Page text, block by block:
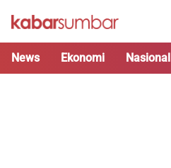
News Ekonomi Nasional